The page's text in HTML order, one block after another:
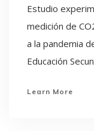
Estudio
medición de
a la pandemia
Educación
Learn More